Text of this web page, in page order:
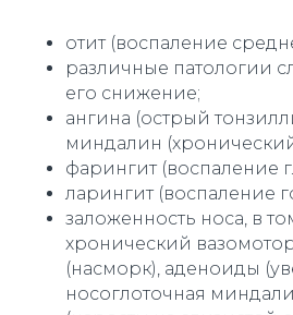
отит (воспаление
различные патологии
его снижение;
ангина (острый
миндалин
фарингит (воспаление
ларингит (воспаление
заложенность носа, в
хронический
(насморк), аденоиды
носоглоточная